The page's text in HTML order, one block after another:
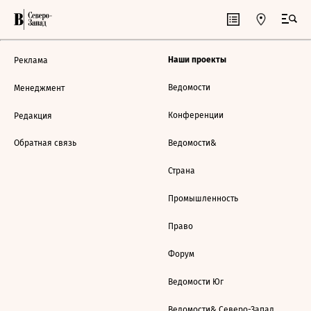
Реклама
Менеджмент
Редакция
Обратная связь
Наши проекты
Ведомости
Конференции
Ведомости&
Страна
Промышленность
Право
Форум
Ведомости Юг